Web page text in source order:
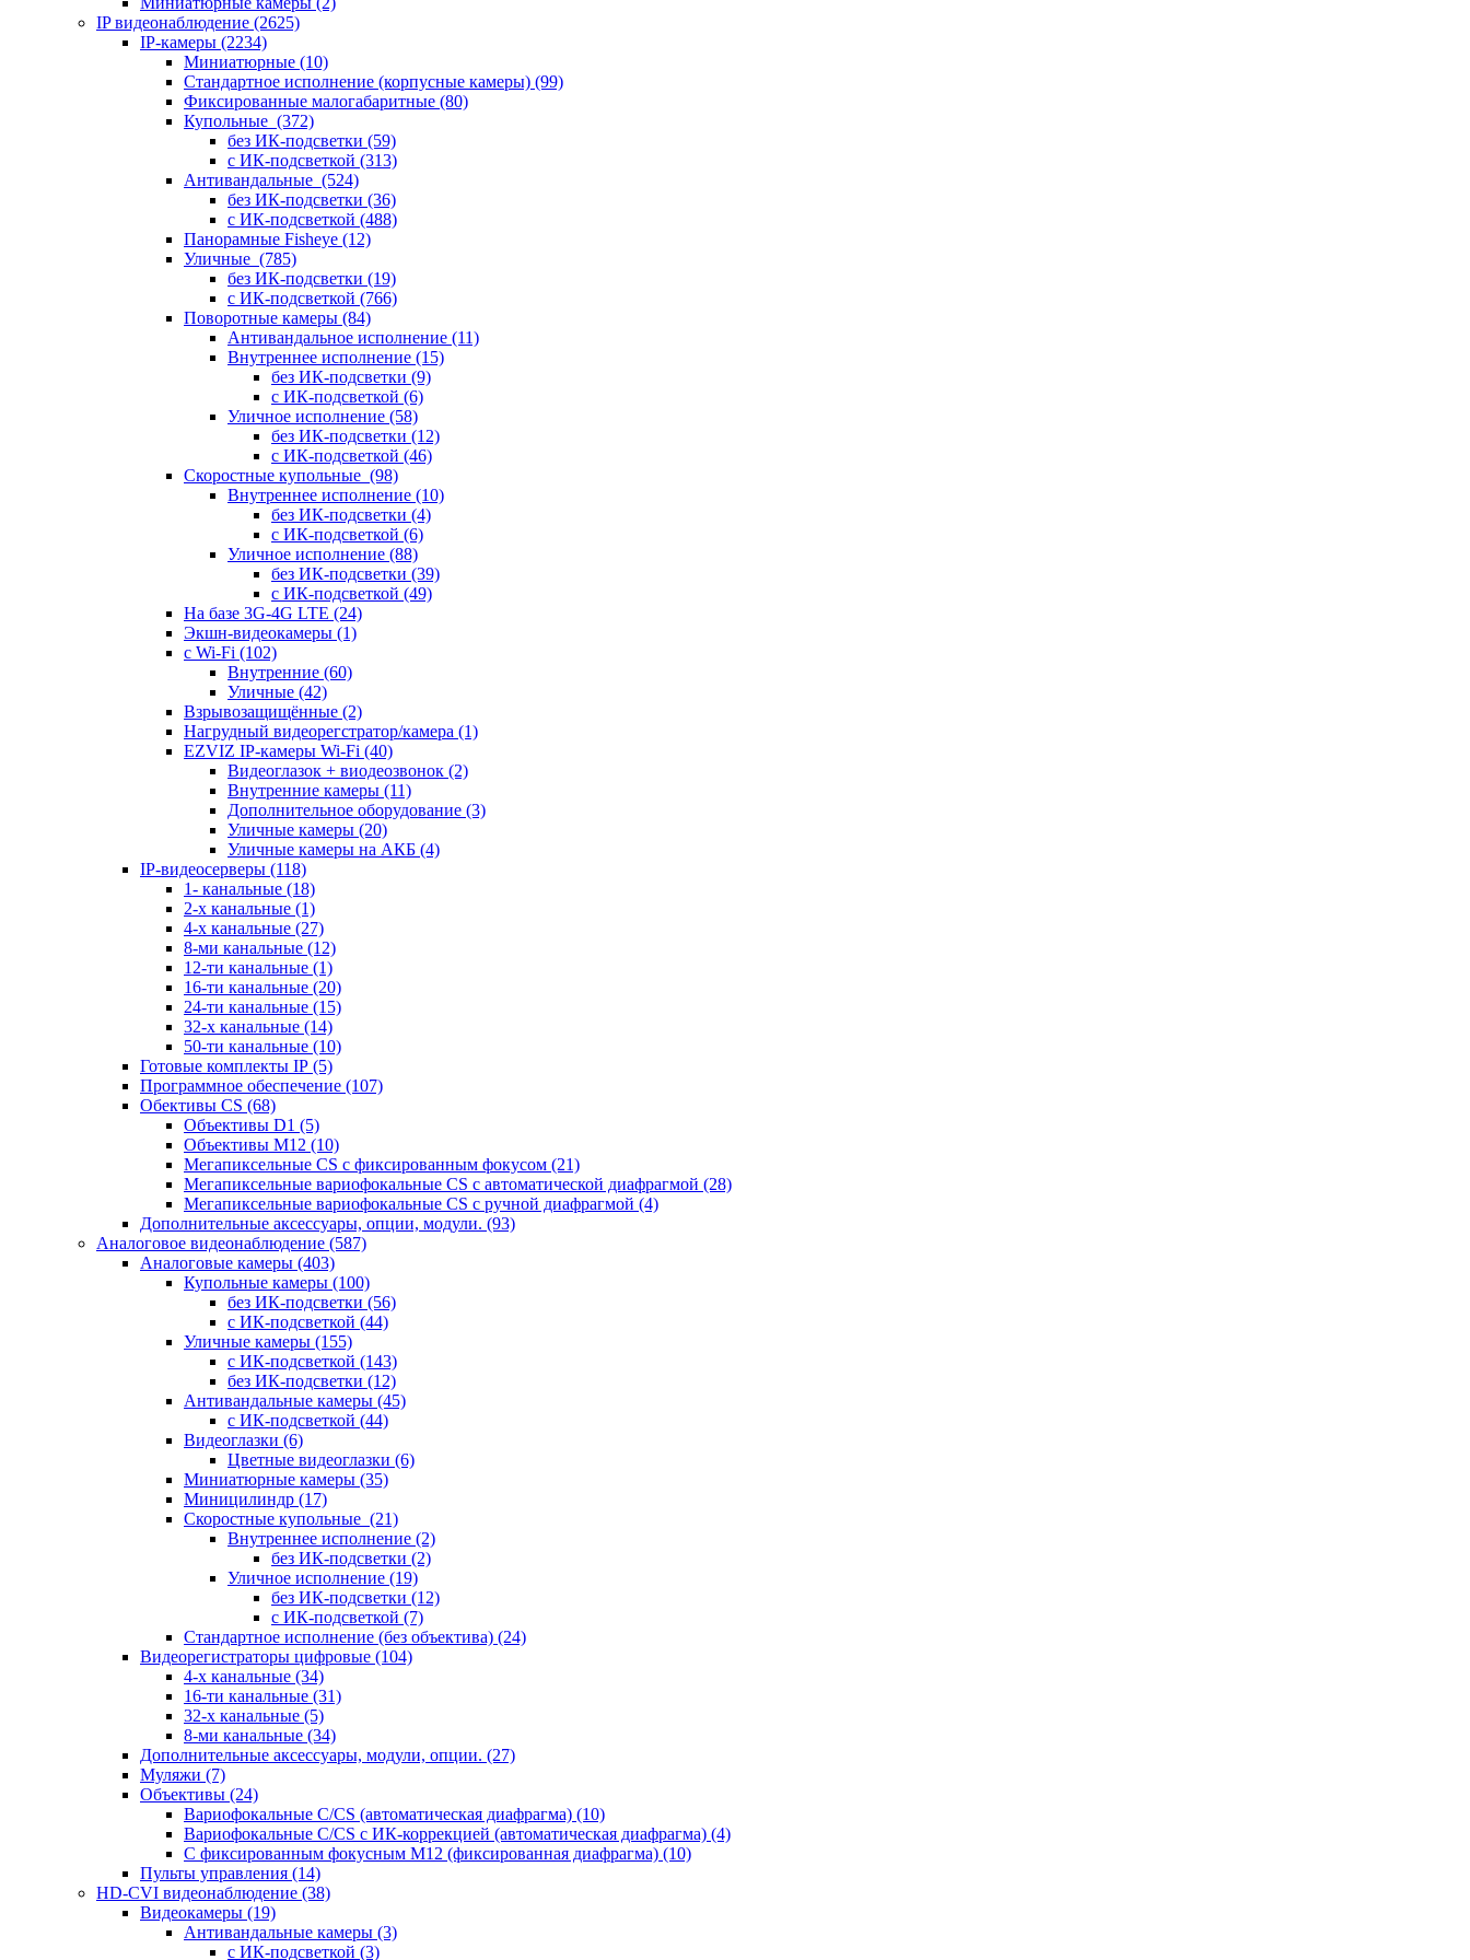
IP видеонаблюдение (2625)
IP-камеры (2234)
Миниатюрные (10)
Стандартное исполнение (корпусные камеры) (99)
Фиксированные малогабаритные (80)
Купольные (372)
без ИК-подсветки (59)
с ИК-подсветкой (313)
Антивандальные (524)
без ИК-подсветки (36)
с ИК-подсветкой (488)
Панорамные Fisheye (12)
Уличные (785)
без ИК-подсветки (19)
с ИК-подсветкой (766)
Поворотные камеры (84)
Антивандальное исполнение (11)
Внутреннее исполнение (15)
без ИК-подсветки (9)
с ИК-подсветкой (6)
Уличное исполнение (58)
без ИК-подсветки (12)
с ИК-подсветкой (46)
Скоростные купольные (98)
Внутреннее исполнение (10)
без ИК-подсветки (4)
с ИК-подсветкой (6)
Уличное исполнение (88)
без ИК-подсветки (39)
с ИК-подсветкой (49)
На базе 3G-4G LTE (24)
Экшн-видеокамеры (1)
с Wi-Fi (102)
Внутренние (60)
Уличные (42)
Взрывозащищённые (2)
Нагрудный видеорегстратор/камера (1)
EZVIZ IP-камеры Wi-Fi (40)
Видеоглазок + виодеозвонок (2)
Внутренние камеры (11)
Дополнительное оборудование (3)
Уличные камеры (20)
Уличные камеры на АКБ (4)
IP-видеосерверы (118)
1- канальные (18)
2-х канальные (1)
4-х канальные (27)
8-ми канальные (12)
12-ти канальные (1)
16-ти канальные (20)
24-ти канальные (15)
32-х канальные (14)
50-ти канальные (10)
Готовые комплекты IP (5)
Программное обеспечение (107)
Обективы CS (68)
Объективы D1 (5)
Объективы M12 (10)
Мегапиксельные CS c фиксированным фокусом (21)
Мегапиксельные вариофокальные CS c автоматической диафрагмой (28)
Мегапиксельные вариофокальные CS c ручной диафрагмой (4)
Дополнительные аксессуары, опции, модули. (93)
Аналоговое видеонаблюдение (587)
Аналоговые камеры (403)
Купольные камеры (100)
без ИК-подсветки (56)
с ИК-подсветкой (44)
Уличные камеры (155)
с ИК-подсветкой (143)
без ИК-подсветки (12)
Антивандальные камеры (45)
с ИК-подсветкой (44)
Видеоглазки (6)
Цветные видеоглазки (6)
Миниатюрные камеры (35)
Миницилиндр (17)
Скоростные купольные (21)
Внутреннее исполнение (2)
без ИК-подсветки (2)
Уличное исполнение (19)
без ИК-подсветки (12)
с ИК-подсветкой (7)
Стандартное исполнение (без объектива) (24)
Видеорегистраторы цифровые (104)
4-х канальные (34)
16-ти канальные (31)
32-х канальные (5)
8-ми канальные (34)
Дополнительные аксессуары, модули, опции. (27)
Муляжи (7)
Объективы (24)
Вариофокальные C/CS (автоматическая диафрагма) (10)
Вариофокальные C/CS с ИК-коррекцией (автоматическая диафрагма) (4)
С фиксированным фокусным М12 (фиксированная диафрагма) (10)
Пульты управления (14)
HD-CVI видеонаблюдение (38)
Видеокамеры (19)
Антивандальные камеры (3)
с ИК-подсветкой (3)